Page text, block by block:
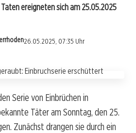
ereigneten sich am 25.05.2025
26.05.2025, 07:35 Uhr
Serie von Einbrüchen in
Täter am Sonntag, den 25.
Zunächst drangen sie durch ein